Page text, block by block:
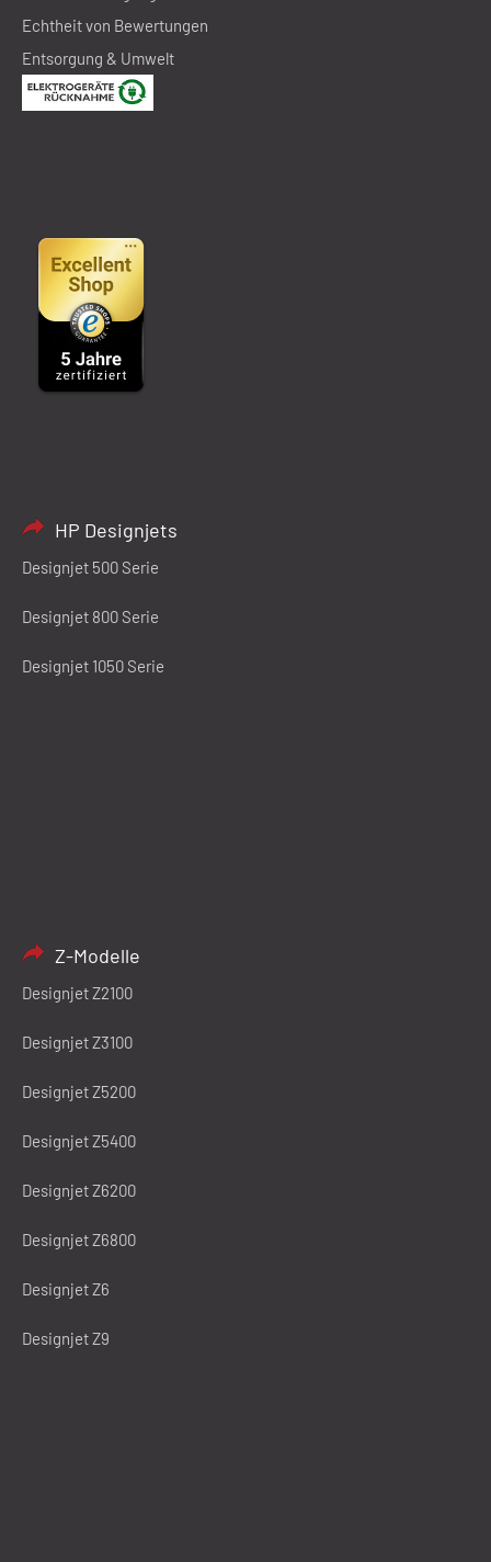
Echtheit von Bewertungen
Entsorgung & Umwelt
HP Designjets
Designjet 500 Serie
Designjet 800 Serie
Designjet 1050 Serie
Z-Modelle
Designjet Z2100
Designjet Z3100
Designjet Z5200
Designjet Z5400
Designjet Z6200
Designjet Z6800
Designjet Z6
Designjet Z9